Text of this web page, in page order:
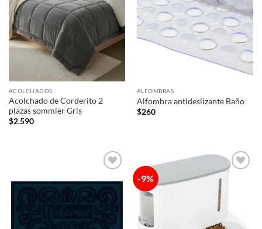
ACOLCHADOS
Acolchado de Corderito 2
plazas sommier Gris
$2.590
ALFOMBRAS
Alfombra antideslizante Baño
$260
a la
lista de
deseos
-9%